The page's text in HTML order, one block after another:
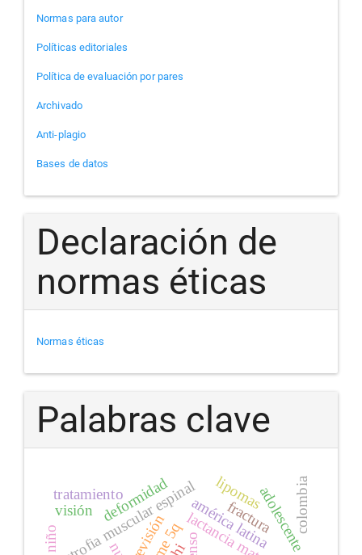
Normas para autor
Políticas editoriales
Política de evaluación por pares
Archivado
Anti-plagio
Bases de datos
Declaración de
normas éticas
Normas éticas
Palabras clave
atrofia muscular espinalamérica latina
ame 5q
fractura
deformidad adolescente
lipomas
tratamiento
revisión
colombia
visión